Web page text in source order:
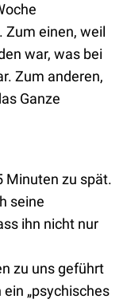
Zum einen, weil
war, was bei
Zum anderen,
Ganze
Minuten zu spät.
seine
ihn nicht nur
zu uns geführt
„psychisches